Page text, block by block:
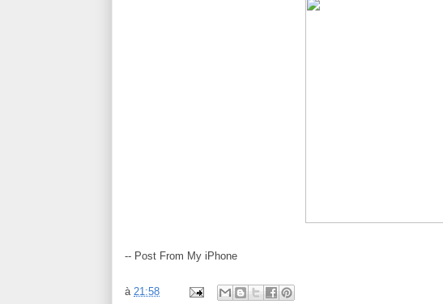
-- Post From My iPhone
à 21:58